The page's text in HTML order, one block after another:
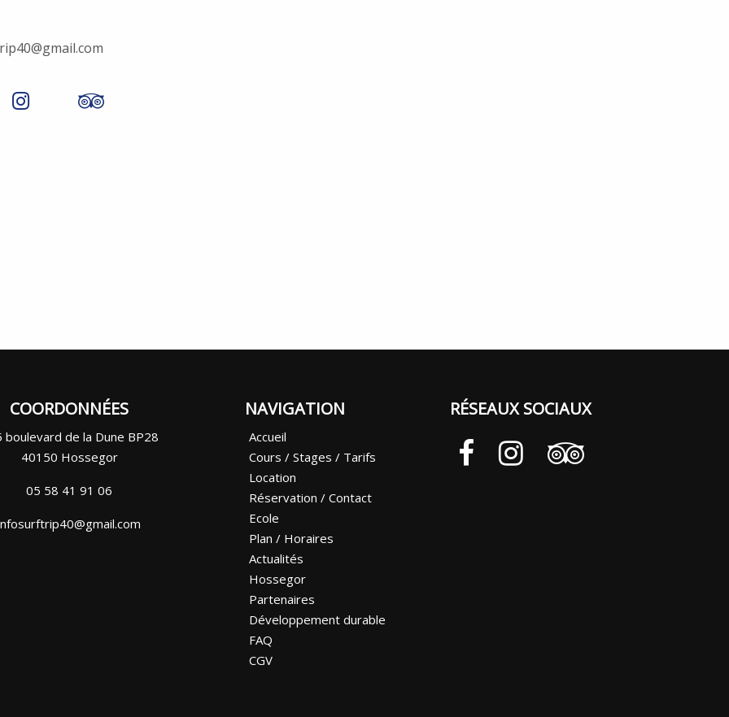
COORDONNÉES
boulevard de la Dune BP28
40150 Hossegor
05 58 41 91 06
NAVIGATION
Accueil
Cours / Stages / Tarifs
Location
Réservation / Contact
Ecole
Plan / Horaires
Actualités
Hossegor
Partenaires
Développement durable
FAQ
CGV
RÉSEAUX SOCIAUX